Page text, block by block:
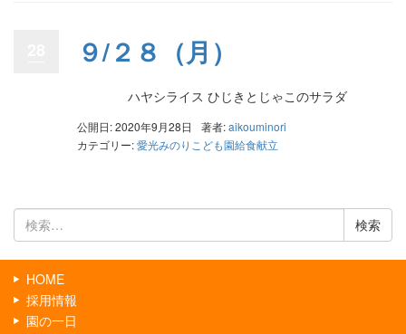
９/２８（月）
ハヤシライス ひじきとじゃこのサラダ
公開日: 2020年9月28日 著者:aikouminori
カテゴリー:愛光みのりこども園給食献立
検
索:
HOME
採用情報
園の一日